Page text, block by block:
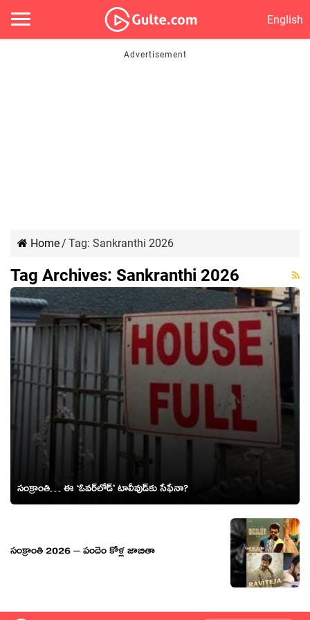
English
Home/ Tag: Sankranthi 2026
Tag Archives: Sankranthi 2026
సంక్రాంతి… ఈ ‘ఓవర్‌లోడ్’ టాలీవుడ్‌కు సేఫేనా?
సంక్రాంతి 2026 – పందెం కోళ్ల జాబితా